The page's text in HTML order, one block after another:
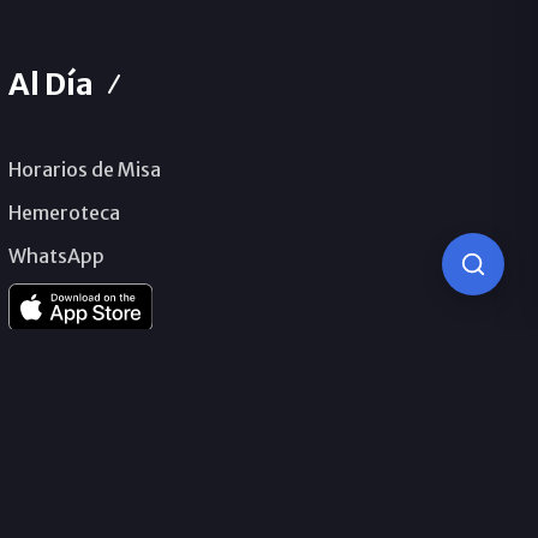
Al Día
Horarios de Misa
Hemeroteca
WhatsApp